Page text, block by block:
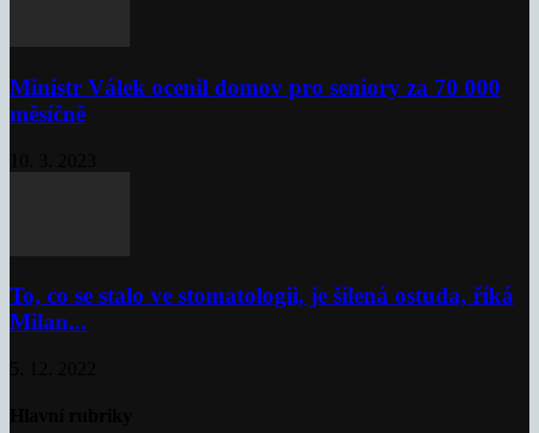
Ministr Válek ocenil domov pro seniory za 70 000
měsíčně
To, co se stalo ve stomatologii, je šílená ostuda, říká
Milan...